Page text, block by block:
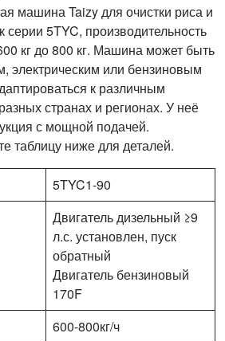
машина Taizy для очистки риса и
5TYC, производительность
кг до 800 кг. Машина может быть
электрическим или бензиновым
к различным
странах и регионах. У неё
с мощной подачей.
таблицу ниже для деталей.
5TYC1-90
Двигатель дизельный ≥9
л.с. установлен, пуск
обратный
Двигатель бензиновый
170F
600-800кг/ч